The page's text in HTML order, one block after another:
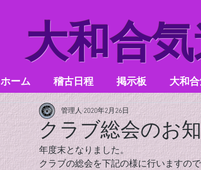
大和合
ホーム 稽古日程 掲示板 大和
クラブ総会のお
管理人 2020年2月26日
年度末となりました。
クラブの総会を下記の様に行いますの